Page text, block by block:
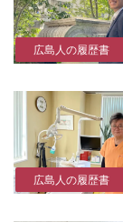
広島人の履歴書
広島人の履歴書